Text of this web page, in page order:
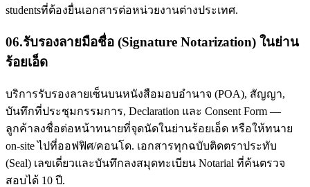
studentsที่ต้องยื่นเอกสารต่อหน่วยงานต่างประเทศ.
06.รับรองลายมือชื่อ (Signature Notarization) ในย่าน
ร้อยเอ็ด
บริการรับรองลายเซ็นบนหนังสือมอบอำนาจ (POA), สัญญา,
บันทึกที่ประชุมกรรมการ, Declaration และ Consent Form —
ลูกค้าลงชื่อต่อหน้าทนายที่จุดนัดในย่านร้อยเอ็ด หรือให้ทนาย
on-site ไปที่ออฟฟิศ/คอนโด. เอกสารทุกฉบับติดตราประทับ
(Seal) เลขเดี่ยวและบันทึกลงสมุดทะเบียน Notarial ที่ค้นตรวจ
สอบได้ 10 ปี.